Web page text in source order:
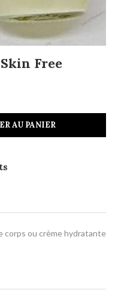
Free
AU PANIER
corps ou crème hydratante